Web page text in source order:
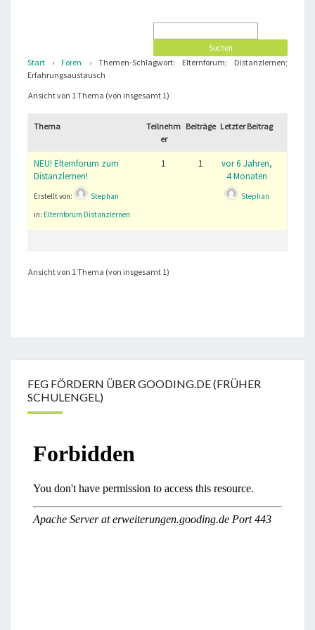
Start › Foren ›
Themen-Schlagwort: Elternforum; Distanzlernen;
Erfahrungsaustausch
Ansicht von 1 Thema (von insgesamt 1)
Thema
Teilnehm
er
Beiträge Letzter Beitrag
NEU! Elternforum zum
Distanzlernen!
Erstellt von:
Stephan
in: Elternforum Distanzlernen
1 1
vor 6 Jahren,
4 Monaten
Stephan
Ansicht von 1 Thema (von insgesamt 1)
FEG FÖRDERN ÜBER GOODING.DE (FRÜHER
SCHULENGEL)